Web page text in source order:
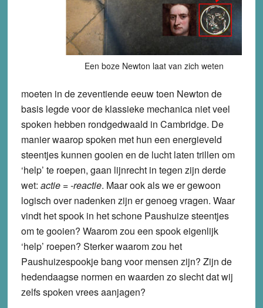
Een boze Newton laat van zich weten
moeten in de zeventiende eeuw toen Newton de
basis legde voor de klassieke mechanica niet veel
spoken hebben rondgedwaald in Cambridge. De
manier waarop spoken met hun een energieveld
steentjes kunnen gooien en de lucht laten trillen om
‘help’ te roepen, gaan lijnrecht in tegen zijn derde
wet: actie = -reactie. Maar ook als we er gewoon
logisch over nadenken zijn er genoeg vragen. Waar
vindt het spook in het schone Paushuize steentjes
om te gooien? Waarom zou een spook eigenlijk
‘help’ roepen? Sterker waarom zou het
Paushuizespookje bang voor mensen zijn? Zijn de
hedendaagse normen en waarden zo slecht dat wij
zelfs spoken vrees aanjagen?